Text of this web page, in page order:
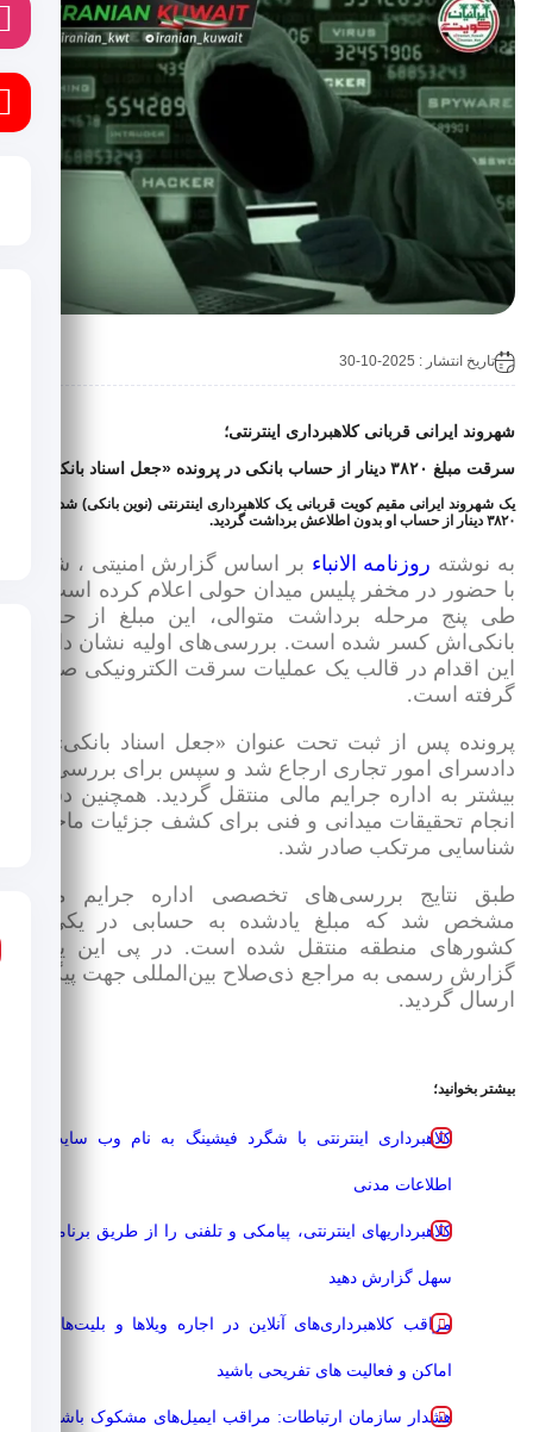
تاریخ انتشار : 2025-10-30
ایرانی قربانی کلاهبرداری اینترنتی؛
۳۸۲۰ دینار از حساب بانکی در پرونده «جعل اسناد بانکی»؛
شهروند ایرانی مقیم کویت قربانی یک کلاهبرداری اینترنتی (نوین بانکی) شد و مبلغ
حساب او بدون اطلاعش برداشت گردید.
نوشتهروزنامه الانباءبر اساس گزارش امنیتی ، شاکی
حضور در مخفر پلیس میدان حولی اعلام کرده است که
پنج مرحله برداشت متوالی، این مبلغ از حساب
کسر شده است. بررسی‌های اولیه نشان داد که
اقدام در قالب یک عملیات سرقت الکترونیکی صورت
است.
پس از ثبت تحت عنوان «جعل اسناد بانکی»، به
امور تجاری ارجاع شد و سپس برای بررسی‌های
به اداره جرایم مالی منتقل گردید. همچنین دستور
تحقیقات میدانی و فنی برای کشف جزئیات ماجرا و
مرتکب صادر شد.
نتایج بررسی‌های تخصصی اداره جرایم مالی،
شد که مبلغ یادشده به حسابی در یکی از
منطقه منتقل شده است. در پی این یافته،
رسمی به مراجع ذی‌صلاح بین‌المللی جهت پیگیری
گردید.
بخوانید؛
کلاهبرداری اینترنتی با شگرد فیشینگ به نام وب سایت
اطلاعات مدنی
کلاهبرداریهای اینترنتی، پیامکی و تلفنی را از طریق برنامه
سهل گزارش دهید
مراقب کلاهبرداری‌های آنلاین در اجاره ویلاها و بلیت‌های
اماکن و فعالیت های تفریحی باشید
هشدار سازمان ارتباطات: مراقب ایمیل‌های مشکوک باشید